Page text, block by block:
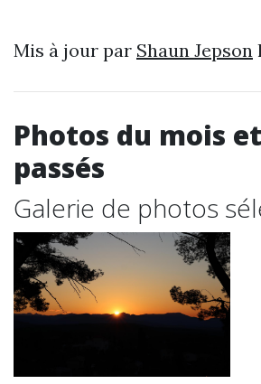
Mis à jour par Shaun Jepson
Photos du mois
passés
Galerie de photos